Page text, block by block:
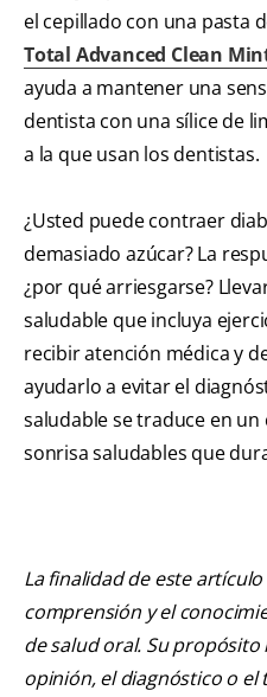
el cepillado con una pasta
Total Advanced Clean
ayuda a mantener una
dentista con una sílice de
a la que usan los dentistas.
¿Usted puede contraer
demasiado azúcar? La
¿por qué arriesgarse?
saludable que incluya
recibir atención médica y
ayudarlo a evitar el
saludable se traduce en
sonrisa saludables que
La finalidad de este
comprensión y el
de salud oral. Su
opinión, el diagnóstico o